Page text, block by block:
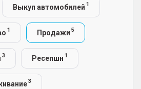
Выкуп автомобилей 1
1 Продажи 5
3 Ресепшн 1
3